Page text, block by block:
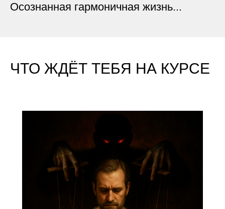
Осознанная гармоничная жизнь...
ЧТО ЖДЁТ ТЕБЯ НА КУРСЕ